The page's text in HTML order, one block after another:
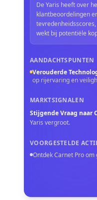
De Yaris heeft over
klantbeoordelingen
wekt bij potentiële
AANDACHTSPUNTEN
Verouderde
op rijervaring en
MARKTSIGNALEN
Stijgende Vraag naar
Yaris vergroot.
VOORGESTELDE
Ontdek Carnet Pro